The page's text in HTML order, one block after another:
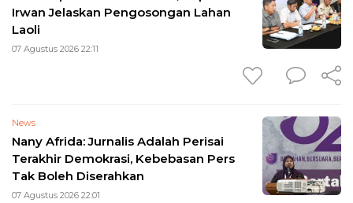
Irwan Jelaskan Pengosongan Lahan
Laoli
07 Agustus 2026 22:11
News
Nany Afrida: Jurnalis Adalah Perisai
Terakhir Demokrasi, Kebebasan Pers
Tak Boleh Diserahkan
07 Agustus 2026 22:01